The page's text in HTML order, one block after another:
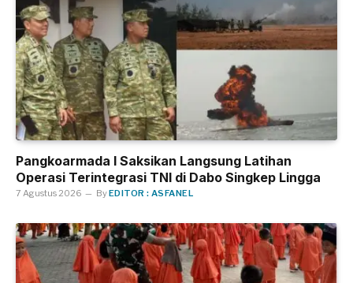
Pangkoarmada I Saksikan Langsung Latihan
Operasi Terintegrasi TNI di Dabo Singkep Lingga
7 Agustus 2026 ByEDITOR : ASFANEL